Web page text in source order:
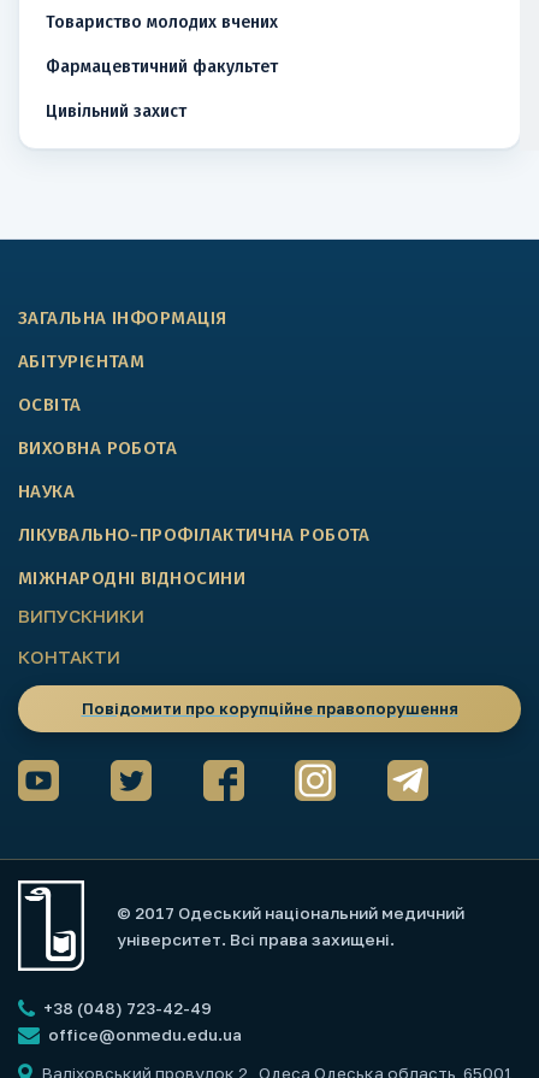
Товариство молодих вчених
Фармацевтичний факультет
Цивільний захист
ЗАГАЛЬНА ІНФОРМАЦІЯ
АБІТУРІЄНТАМ
ОСВІТА
ВИХОВНА РОБОТА
НАУКА
ЛІКУВАЛЬНО-ПРОФІЛАКТИЧНА РОБОТА
МІЖНАРОДНІ ВІДНОСИНИ
ВИПУСКНИКИ
КОНТАКТИ
Повідомити про корупційне правопорушення
© 2017 Одеський національний медичний
університет. Всі права захищені.
+38 (048) 723-42-49
office@onmedu.edu.ua
Валіховський провулок 2
, Одеса Одеська область, 65001,